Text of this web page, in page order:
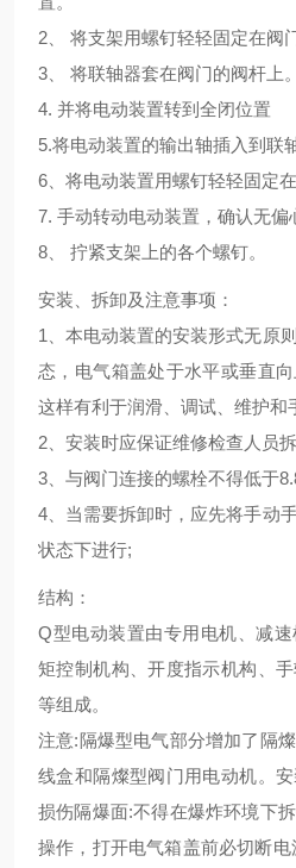
2、 将支架用螺钉轻轻固定在阀
3、 将联轴器套在阀门的阀杆上。
4. 并将电动装置转到全闭位置
5.将电动装置的输出轴插入到联
6、将电动装置用螺钉轻轻固定在
7. 手动转动电动装置，确认无偏
8、 拧紧支架上的各个螺钉。
安装、拆卸及注意事项：
1、本电动装置的安装形式无原
态，电气箱盖处于水平或垂直
这样有利于润滑、调试、维护和
2、安装时应保证维修检查人员
3、与阀门连接的螺栓不得低于
4、当需要拆卸时，应先将手动
状态下进行;
结构：
Q型电动装置由专用电机、减
矩控制机构、开度指示机构、
等组成。
注意:隔爆型电气部分增加了隔
线盒和隔燦型阀门用电动机。
损伤隔爆面:不得在爆炸环境下
操作，打开电气箱盖前必切断